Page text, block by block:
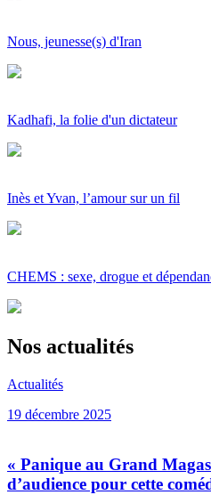
Nous, jeunesse(s) d'Iran
Kadhafi, la folie d'un dictateur
Inès et Yvan, l’amour sur un fil
CHEMS : sexe, drogue et
Nos actualités
Actualités
19 décembre 2025
« Panique au Grand
d’audience pour cette